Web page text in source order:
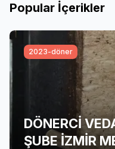
Popular İçerikler
2023-döner
DÖNERCİ
ŞUBE İZMİR